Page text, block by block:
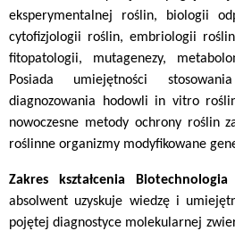
eksperymentalnej roślin, biologii
cytofizjologii roślin, embriologii
fitopatologii, mutagenezy,
Posiada umiejętności
diagnozowania hodowli in vitro
nowoczesne metody ochrony roślin
roślinne organizmy modyfikowane
Zakres kształcenia
absolwent uzyskuje wiedzę i
pojętej diagnostyce molekularnej